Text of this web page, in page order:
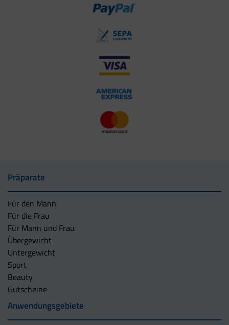
Präparate
Für den Mann
Für die Frau
Für Mann und Frau
Übergewicht
Untergewicht
Sport
Beauty
Gutscheine
Anwendungsgebiete